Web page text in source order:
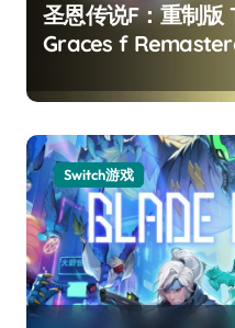
圣恩传说F：重制版
Graces f
Switch游戏